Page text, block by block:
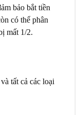
bảo bắt tiền
có thể phân
mất 1/2.
tất cả các loại